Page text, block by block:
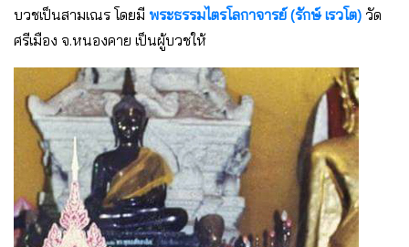
บวชเป็นสามเณร โดยมี พระธรรมไตรโลกาจารย์ (รักษ์ เรวโต) วัด
ศรีเมือง จ.หนองคาย เป็นผู้บวชให้